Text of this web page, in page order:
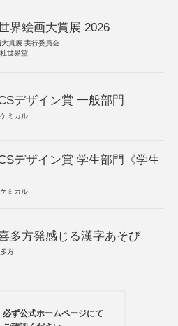
界絵画大賞展 2026
大賞展 実行委員会
世界堂
デザイン賞 一般部門
ミカル
デザイン賞 学生部門《学生
ミカル
多方発感じる漢字あそび
方
必ず公式ホームページにて